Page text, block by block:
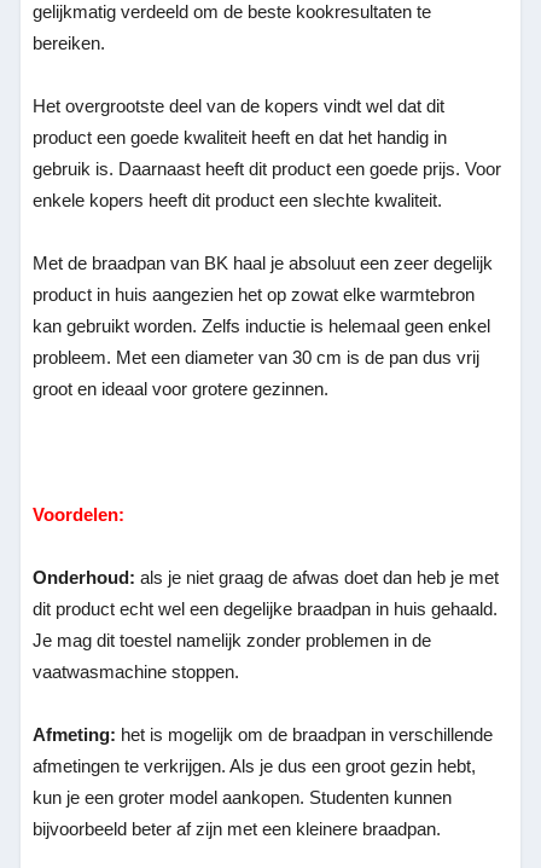
gelijkmatig verdeeld om de beste kookresultaten te
bereiken.
Het overgrootste deel van de kopers vindt wel dat dit
product een goede kwaliteit heeft en dat het handig in
gebruik is. Daarnaast heeft dit product een goede prijs. Voor
enkele kopers heeft dit product een slechte kwaliteit.
Met de braadpan van BK haal je absoluut een zeer degelijk
product in huis aangezien het op zowat elke warmtebron
kan gebruikt worden. Zelfs inductie is helemaal geen enkel
probleem. Met een diameter van 30 cm is de pan dus vrij
groot en ideaal voor grotere gezinnen.
Voordelen:
Onderhoud:als je niet graag de afwas doet dan heb je met
dit product echt wel een degelijke braadpan in huis gehaald.
Je mag dit toestel namelijk zonder problemen in de
vaatwasmachine stoppen.
Afmeting: het is mogelijk om de braadpan in verschillende
afmetingen te verkrijgen. Als je dus een groot gezin hebt,
kun je een groter model aankopen. Studenten kunnen
bijvoorbeeld beter af zijn met een kleinere braadpan.